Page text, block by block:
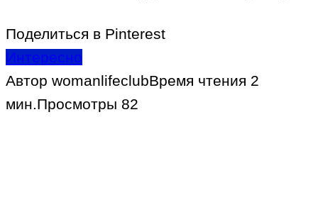
Поделиться в Pinterest
Интересно
Автор womanlifeclubВремя чтения 2
мин.Просмотры 82